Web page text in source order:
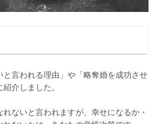
と言われる理由」や「略奪婚を成功させ
介しました。
ないと言われますが、幸せになるか・